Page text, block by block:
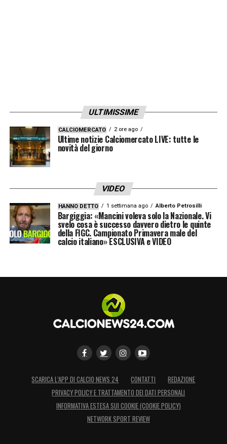
ULTIMISSIME
CALCIOMERCATO 2 ore ago
Ultime notizie Calciomercato LIVE: tutte le
novità del giorno
VIDEO
HANNO DETTO 1 settimana ago Alberto Petrosilli
Bargiggia: «Mancini voleva solo la Nazionale. Vi
svelo cosa è successo davvero dietro le quinte
della FIGC. Campionato Primavera male del
calcio italiano» ESCLUSIVA e VIDEO
SCARICA L’APP DI CALCIO NEWS 24 CONTATTI
REDAZIONE
PRIVACY POLICY E TRATTAMENTO DEI DATI PERSONALI
INFORMATIVA ESTESA SUI COOKIE (COOKIE POLICY)
NETWORK SPORT REVIEW